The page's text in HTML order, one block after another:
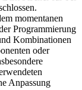
momentanen
Programmierung
Kombinationen
oder
Anpassung